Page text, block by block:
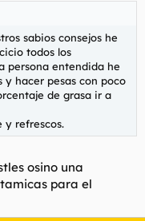
sabios consejos he
todos los
persona entendida he
hacer pesas con poco
de grasa ir a
y refrescos.
osino una
para el